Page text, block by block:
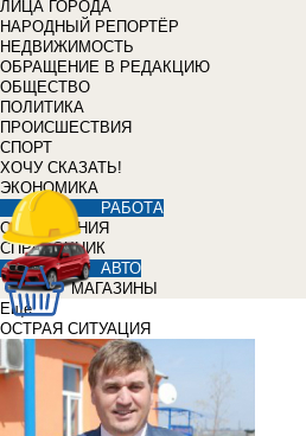
ЛИЦА ГОРОДА
НАРОДНЫЙ РЕПОРТЁР
НЕДВИЖИМОСТЬ
ОБРАЩЕНИЕ В РЕДАКЦИЮ
ОБЩЕСТВО
ПОЛИТИКА
ПРОИСШЕСТВИЯ
СПОРТ
ХОЧУ СКАЗАТЬ!
ЭКОНОМИКА
РАБОТА
ОБЪЯВЛЕНИЯ
СПРАВОЧНИК
АВТО
МАГАЗИНЫ
Еще
ОСТРАЯ СИТУАЦИЯ